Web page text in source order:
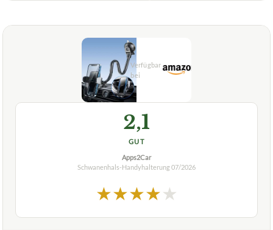
2,1
GUT
Apps2Car
Schwanenhals-Handyhalterung07/2026
★★★★★